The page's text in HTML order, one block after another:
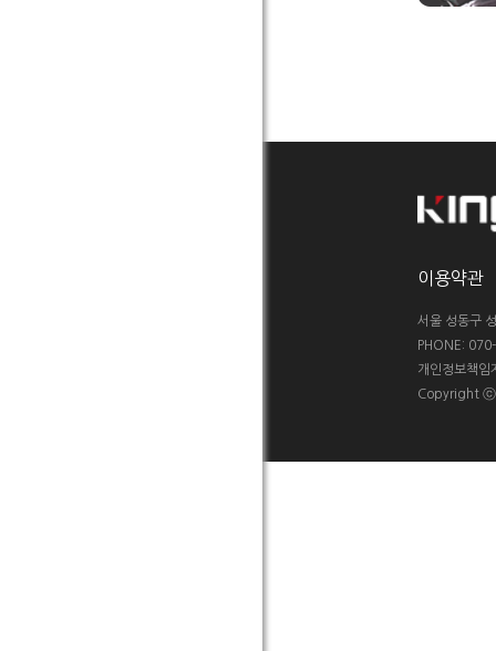
이용약관
서울 성동구
PHONE:
개인정보책
Copyright